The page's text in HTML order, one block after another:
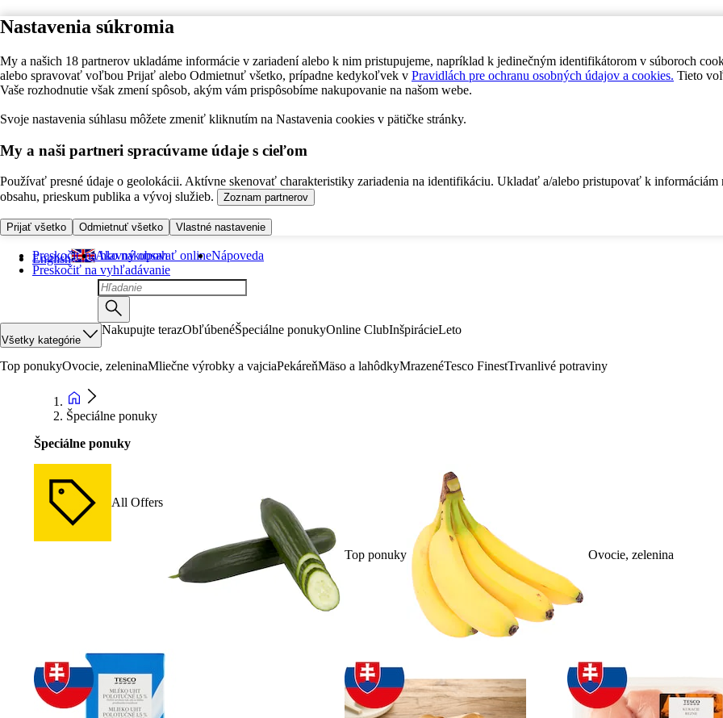
Nastavenia súkromia
My a našich 18 partnerov ukladáme informácie v zariadení alebo k nim pristupujeme, napríklad k jedinečným identifikátorom v súboroch
alebo spravovať voľbou Prijať alebo Odmietnuť všetko, prípadne kedykoľvek v Pravidlách pre ochranu osobných údajov a cookies. Tieto
Vaše rozhodnutie však zmení spôsob, akým vám prispôsobíme nakupovanie na našom webe.
Svoje nastavenia súhlasu môžete zmeniť kliknutím na Nastavenia cookies v pätičke stránky.
My a naši partneri spracúvame údaje s cieľom
Používať presné údaje o geolokácii. Aktívne skenovať charakteristiky zariadenia na identifikáciu. Ukladať a/alebo pristupovať k informáciám
obsahu, prieskum publika a vývoj služieb.
Zoznam partnerov
Prijať všetko Odmietnuť všetko Vlastné nastavenie
Preskočiť na hlavný obsah
Preskočiť na vyhľadávanie
English Ako nakupovať onlineNápoveda
Všetky kategórie
Nakupujte terazObľúbenéŠpeciálne ponukyOnline ClubInšpirácieLeto
Top ponukyOvocie, zeleninaMliečne výrobky a vajciaPekáreňMäso a lahôdkyMrazenéTesco FinestTrvanlivé potraviny
Špeciálne ponuky
Špeciálne ponuky
All Offers
Top ponuky Ovocie, zelenina